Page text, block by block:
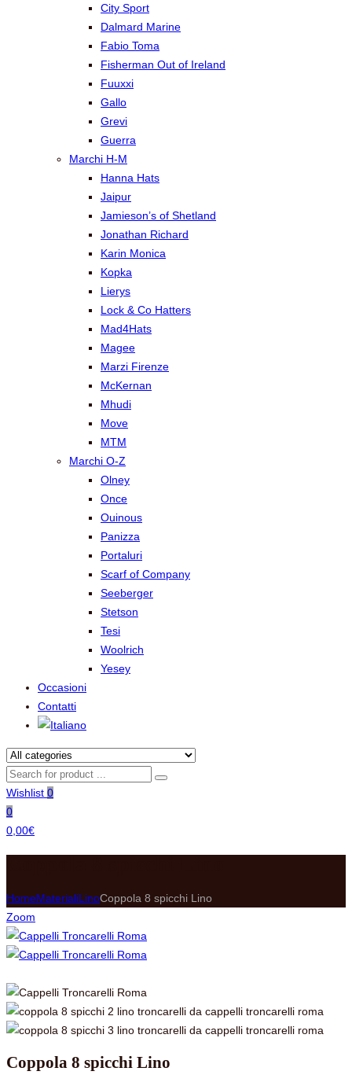
City Sport
Dalmard Marine
Fabio Toma
Fisherman Out of Ireland
Fuuxxi
Gallo
Grevi
Guerra
Marchi H-M
Hanna Hats
Jaipur
Jamieson’s of Shetland
Jonathan Richard
Karin Monica
Kopka
Lierys
Lock & Co Hatters
Mad4Hats
Magee
Marzi Firenze
McKernan
Mhudi
Move
MTM
Marchi O-Z
Olney
Once
Ouinous
Panizza
Portaluri
Scarf of Company
Seeberger
Stetson
Tesi
Woolrich
Yesey
Occasioni
Contatti
Wishlist 0
0
0,00€
HomeMaterialiLinoCoppola 8 spicchi Lino
Zoom
Coppola 8 spicchi Lino